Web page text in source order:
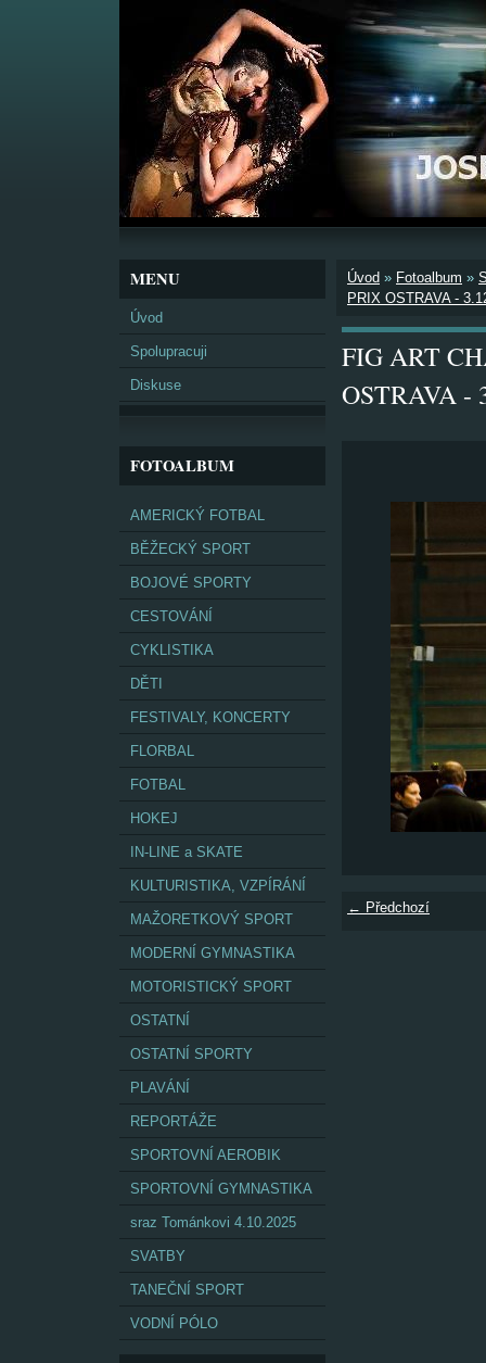
MENU
Úvod
Spolupracuji
Diskuse
FOTOALBUM
AMERICKÝ FOTBAL
BĚŽECKÝ SPORT
BOJOVÉ SPORTY
CESTOVÁNÍ
CYKLISTIKA
DĚTI
FESTIVALY, KONCERTY
FLORBAL
FOTBAL
HOKEJ
IN-LINE a SKATE
KULTURISTIKA, VZPÍRÁNÍ
MAŽORETKOVÝ SPORT
MODERNÍ GYMNASTIKA
MOTORISTICKÝ SPORT
OSTATNÍ
OSTATNÍ SPORTY
PLAVÁNÍ
REPORTÁŽE
SPORTOVNÍ AEROBIK
SPORTOVNÍ GYMNASTIKA
sraz Tománkovi 4.10.2025
SVATBY
TANEČNÍ SPORT
VODNÍ PÓLO
Úvod » Fotoalbum »
PRIX OSTRAVA -
FIG ART
OSTRAVA -
← Předchozí